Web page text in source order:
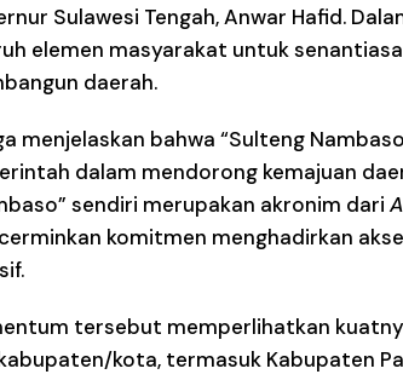
Sulawesi Tengah, Anwar Hafid.
elemen masyarakat untuk
daerah.
menjelaskan bahwa “Sulteng
dalam mendorong kemajuan
sendiri merupakan akronim dari
komitmen menghadirkan
tersebut memperlihatkan
kota, termasuk Kabupaten